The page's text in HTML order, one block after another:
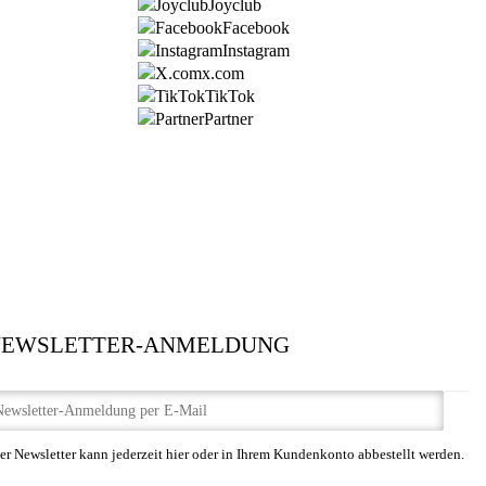
Joyclub
Facebook
Instagram
x.com
TikTok
Partner
ANMELDUNG
Newsletter kann jederzeit hier oder in Ihrem Kundenkonto abbestellt werden.